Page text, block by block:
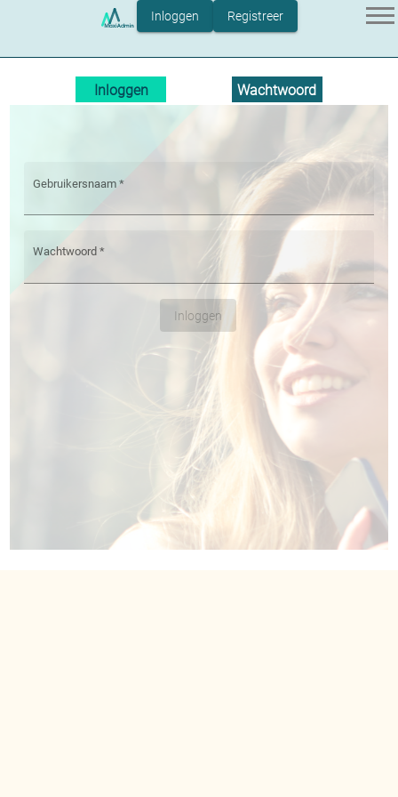
Home
Over MaxiAdmin
Contact
Inloggen Registreer
Inloggen
Wachtwoord
Gebruikersnaam*
Wachtwoord *
Inloggen